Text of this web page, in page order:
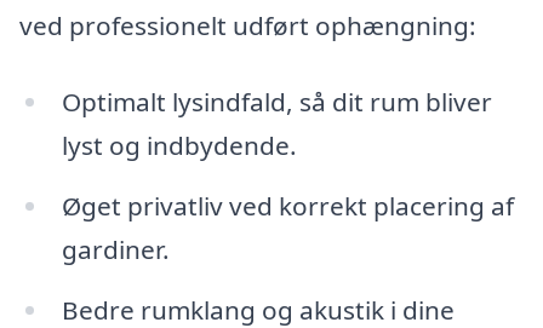
ved professionelt udført ophængning:
Optimalt lysindfald, så dit rum bliver
lyst og indbydende.
Øget privatliv ved korrekt placering af
gardiner.
Bedre rumklang og akustik i dine